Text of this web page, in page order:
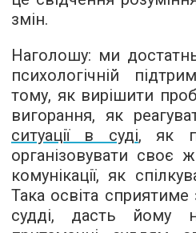
змін.
Наголошу: ми
психологічній
тому, як вирішити
вигорання, як
ситуації в суді, як
організовувати своє
комунікації, як
Така освіта сприятиме
судді, дасть йому